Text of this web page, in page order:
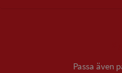
Passa även